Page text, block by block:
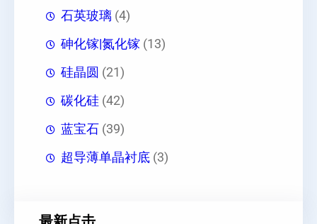
石英玻璃 (4)
砷化镓|氮化镓 (13)
硅晶圆 (21)
碳化硅 (42)
蓝宝石 (39)
超导薄单晶衬底 (3)